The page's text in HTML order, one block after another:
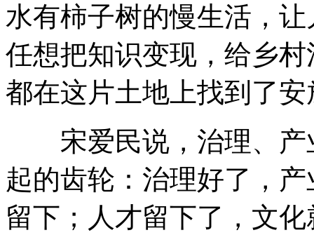
水有柿子树的慢生活，
任想把知识变现，给乡
都在这片土地上找到了
宋爱民说，治理、产
起的齿轮：治理好了，
留下；人才留下了，文